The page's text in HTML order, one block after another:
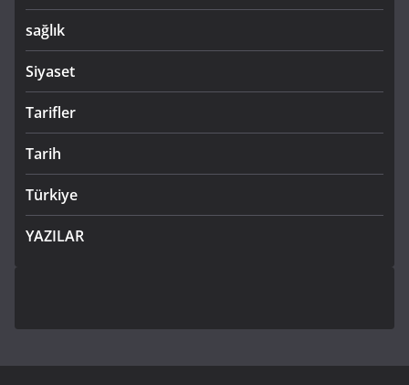
sağlık
Siyaset
Tarifler
Tarih
Türkiye
YAZILAR